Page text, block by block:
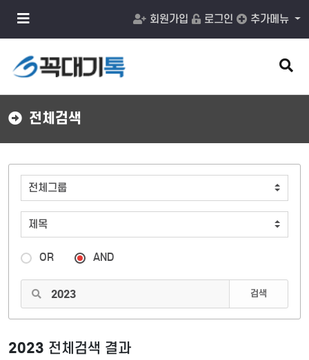
메
튼
회원가입 로그인 추가메뉴
검
색
버
전체검색
OR AND
검색
2023 전체검색 결과